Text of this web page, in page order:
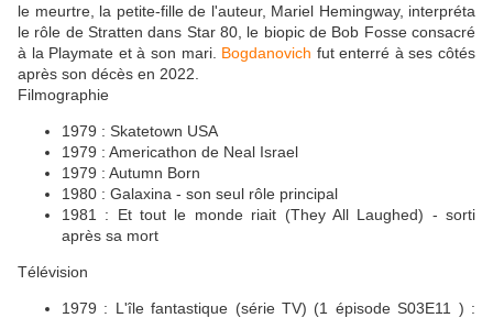
le meurtre, la petite-fille de l'auteur, Mariel Hemingway, interpréta
le rôle de Stratten dans Star 80, le biopic de Bob Fosse consacré
à la Playmate et à son mari. Bogdanovich fut enterré à ses côtés
après son décès en 2022.
Filmographie
1979 : Skatetown USA
1979 : Americathon de Neal Israel
1979 : Autumn Born
1980 : Galaxina - son seul rôle principal
1981 : Et tout le monde riait (They All Laughed) - sorti
après sa mort
Télévision
1979 : L'île fantastique (série TV) (1 épisode S03E11 ) :